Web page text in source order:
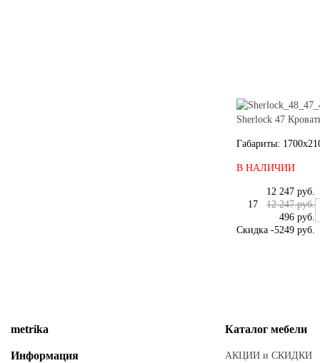
Sherlock 47
Габариты:
В НАЛИЧИИ
12 247 руб.
12 247 руб.
17
496 руб.
Скидка -5249 руб.
metrika
Информация
Каталог мебели
АКЦИИ и СКИДКИ